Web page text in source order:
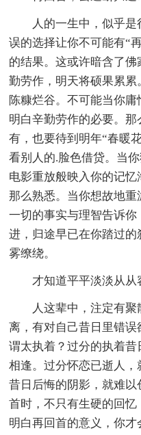
人的一生中，似乎
误的选择让你不可能有“
的结果。这或许暗含了
勤劳作，明天将硕果累
陈糠烂谷。不可能当你
明白辛勤劳作的必要。
有，也要待到明年“春暖
看别人的.脸色借贷。当
电影重放般映入你的记
那么熟悉。当你想故地
一切的事实与理智告诉
进，归途早已在你踏过
雾缭绕。
才知道平平淡淡从从
人这辈中，注定有
离，有对自己昔日里错
谓太执着？过分的执着
相逢。过分怀恋已逝人
昔日后悔的阴影，就难
首时，不只有生硬的回
明白再回首的意义，你